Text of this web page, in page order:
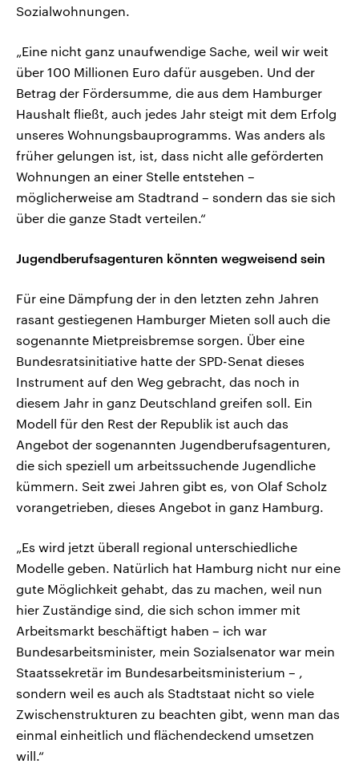
Sozialwohnungen.
„Eine nicht ganz unaufwendige Sache, weil wir weit
über 100 Millionen Euro dafür ausgeben. Und der
Betrag der Fördersumme, die aus dem Hamburger
Haushalt fließt, auch jedes Jahr steigt mit dem Erfolg
unseres Wohnungsbauprogramms. Was anders als
früher gelungen ist, ist, dass nicht alle geförderten
Wohnungen an einer Stelle entstehen –
möglicherweise am Stadtrand – sondern das sie sich
über die ganze Stadt verteilen.“
Jugendberufsagenturen könnten wegweisend sein
Für eine Dämpfung der in den letzten zehn Jahren
rasant gestiegenen Hamburger Mieten soll auch die
sogenannte Mietpreisbremse sorgen. Über eine
Bundesratsinitiative hatte der SPD-Senat dieses
Instrument auf den Weg gebracht, das noch in
diesem Jahr in ganz Deutschland greifen soll. Ein
Modell für den Rest der Republik ist auch das
Angebot der sogenannten Jugendberufsagenturen,
die sich speziell um arbeitssuchende Jugendliche
kümmern. Seit zwei Jahren gibt es, von Olaf Scholz
vorangetrieben, dieses Angebot in ganz Hamburg.
„Es wird jetzt überall regional unterschiedliche
Modelle geben. Natürlich hat Hamburg nicht nur eine
gute Möglichkeit gehabt, das zu machen, weil nun
hier Zuständige sind, die sich schon immer mit
Arbeitsmarkt beschäftigt haben – ich war
Bundesarbeitsminister, mein Sozialsenator war mein
Staatssekretär im Bundesarbeitsministerium – ,
sondern weil es auch als Stadtstaat nicht so viele
Zwischenstrukturen zu beachten gibt, wenn man das
einmal einheitlich und flächendeckend umsetzen
will.“